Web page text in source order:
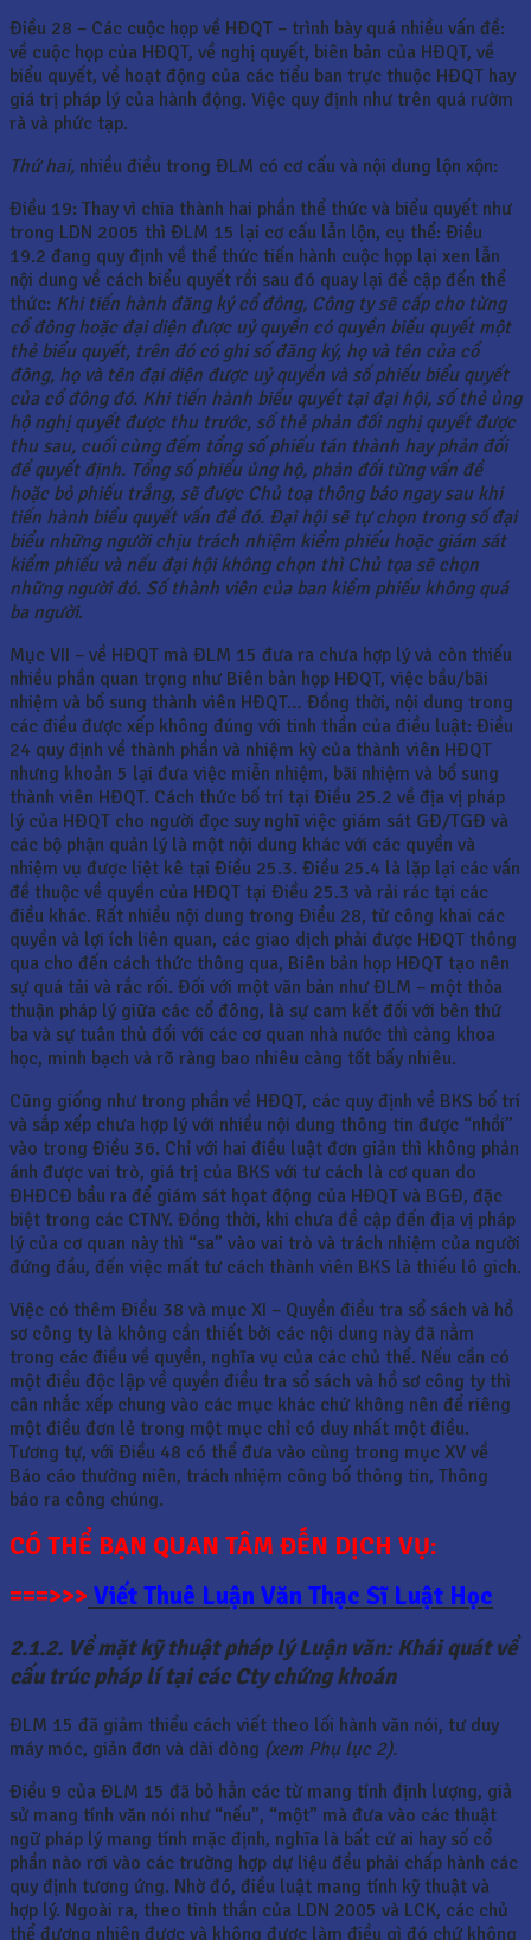
Điều 28 – Các cuộc họp về HĐQT – trình bày quá nhiều vấn đề:
về cuộc họp của HĐQT, về nghị quyết, biên bản của HĐQT, về
biểu quyết, về hoạt động của các tiểu ban trực thuộc HĐQT hay
giá trị pháp lý của hành động. Việc quy định như trên quá rườm
rà và phức tạp.
Thứ hai, nhiều điều trong ĐLM có cơ cấu và nội dung lộn xộn:
Điều 19: Thay vì chia thành hai phần thể thức và biểu quyết như
trong LDN 2005 thì ĐLM 15 lại cơ cấu lẫn lộn, cụ thể: Điều
19.2 đang quy định về thể thức tiến hành cuộc họp lại xen lẫn
nội dung về cách biểu quyết rồi sau đó quay lại đề cập đến thể
thức: Khi tiến hành đăng ký cổ đông, Công ty sẽ cấp cho từng
cổ đông hoặc đại diện được uỷ quyền có quyền biểu quyết một
thẻ biểu quyết, trên đó có ghi số đăng ký, họ và tên của cổ
đông, họ và tên đại diện được uỷ quyền và số phiếu biểu quyết
của cổ đông đó. Khi tiến hành biểu quyết tại đại hội, số thẻ ủng
hộ nghị quyết được thu trước, số thẻ phản đối nghị quyết được
thu sau, cuối cùng đếm tổng số phiếu tán thành hay phản đối
để quyết định. Tổng số phiếu ủng hộ, phản đối từng vấn đề
hoặc bỏ phiếu trắng, sẽ được Chủ toạ thông báo ngay sau khi
tiến hành biểu quyết vấn đề đó. Đại hội sẽ tự chọn trong số đại
biểu những người chịu trách nhiệm kiểm phiếu hoặc giám sát
kiểm phiếu và nếu đại hội không chọn thì Chủ tọa sẽ chọn
những người đó. Số thành viên của ban kiểm phiếu không quá
ba người.
Mục VII – về HĐQT mà ĐLM 15 đưa ra chưa hợp lý và còn thiếu
nhiều phần quan trọng như Biên bản họp HĐQT, việc bầu/bãi
nhiệm và bổ sung thành viên HĐQT… Đồng thời, nội dung trong
các điều được xếp không đúng với tinh thần của điều luật: Điều
24 quy định về thành phần và nhiệm kỳ của thành viên HĐQT
nhưng khoản 5 lại đưa việc miễn nhiệm, bãi nhiệm và bổ sung
thành viên HĐQT. Cách thức bố trí tại Điều 25.2 về địa vị pháp
lý của HĐQT cho người đọc suy nghĩ việc giám sát GĐ/TGĐ và
các bộ phận quản lý là một nội dung khác với các quyền và
nhiệm vụ được liệt kê tại Điều 25.3. Điều 25.4 là lặp lại các vấn
đề thuộc về quyền của HĐQT tại Điều 25.3 và rải rác tại các
điều khác. Rất nhiều nội dung trong Điều 28, từ công khai các
quyền và lợi ích liên quan, các giao dịch phải được HĐQT thông
qua cho đến cách thức thông qua, Biên bản họp HĐQT tạo nên
sự quá tải và rắc rối. Đối với một văn bản như ĐLM – một thỏa
thuận pháp lý giữa các cổ đông, là sự cam kết đối với bên thứ
ba và sự tuân thủ đối với các cơ quan nhà nước thì càng khoa
học, minh bạch và rõ ràng bao nhiêu càng tốt bấy nhiêu.
Cũng giống như trong phần về HĐQT, các quy định về BKS bố trí
và sắp xếp chưa hợp lý với nhiều nội dung thông tin được “nhồi”
vào trong Điều 36. Chỉ với hai điều luật đơn giản thì không phản
ánh được vai trò, giá trị của BKS với tư cách là cơ quan do
ĐHĐCĐ bầu ra để giám sát họat động của HĐQT và BGĐ, đặc
biệt trong các CTNY. Đồng thời, khi chưa đề cập đến địa vị pháp
lý của cơ quan này thì “sa” vào vai trò và trách nhiệm của người
đứng đầu, đến việc mất tư cách thành viên BKS là thiếu lô gich.
Việc có thêm Điều 38 và mục XI – Quyền điều tra sổ sách và hồ
sơ công ty là không cần thiết bởi các nội dung này đã nằm
trong các điều về quyền, nghĩa vụ của các chủ thể. Nếu cần có
một điều độc lập về quyền điều tra sổ sách và hồ sơ công ty thì
cân nhắc xếp chung vào các mục khác chứ không nên để riêng
một điều đơn lẻ trong một mục chỉ có duy nhất một điều.
Tương tự, với Điều 48 có thể đưa vào cùng trong mục XV về
Báo cáo thường niên, trách nhiệm công bố thông tin, Thông
báo ra công chúng.
CÓ THỂ BẠN QUAN TÂM ĐẾN DỊCH VỤ:
===>>> Viết Thuê Luận Văn Thạc Sĩ Luật Học
2.1.2. Về mặt kỹ thuật pháp lý Luận văn: Khái quát về
cấu trúc pháp lí tại các Cty chứng khoán
ĐLM 15 đã giảm thiểu cách viết theo lối hành văn nói, tư duy
máy móc, giản đơn và dài dòng (xem Phụ lục 2).
Điều 9 của ĐLM 15 đã bỏ hẳn các từ mang tính định lượng, giả
sử mang tính văn nói như “nếu”, “một” mà đưa vào các thuật
ngữ pháp lý mang tính mặc định, nghĩa là bất cứ ai hay số cổ
phần nào rơi vào các trường hợp dự liệu đều phải chấp hành các
quy định tương ứng. Nhờ đó, điều luật mang tính kỹ thuật và
hợp lý. Ngoài ra, theo tinh thần của LDN 2005 và LCK, các chủ
thể đương nhiên được và không được làm điều gì đó chứ không